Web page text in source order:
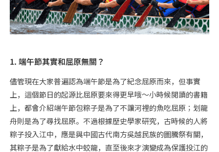
1. 端午節其實和屈原無關？
儘管現在大家普遍認為端午節是為了紀念屈原而來，但事實
上，這個節日的起源比屈原要來得更早哦～小時候閱讀的書籍
上，都會介紹端午節包粽子是為了不讓河裡的魚吃屈原；划龍
舟則是為了尋找屈原。不過根據歷史學家研究，古時候的人將
粽子投入江中，應是與中國古代南方吳越民族的圖騰祭有關，
其粽子是為了獻給水中蛟龍，直至後來才演變成為保護投江的